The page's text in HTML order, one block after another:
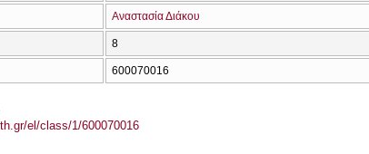
Αναστασία Διάκου
8
600070016
el/class/1/600070016